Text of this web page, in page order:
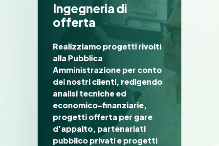
Ingegneria di
offerta
Realizziamo progetti rivolti
alla Pubblica
Amministrazione per conto
dei nostri clienti, redigendo
analisi tecniche ed
economico-finanziarie,
progetti offerta per gare
d’appalto, partenariati
pubblico privati e progetti